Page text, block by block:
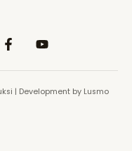
| Development by Lusmo